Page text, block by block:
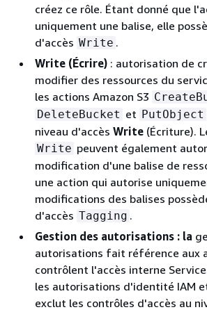
créez ce rôle. Étant donné que
uniquement une balise, elle
d'accès Write .
Write (Écrire) : autorisation de
modifier des ressources du
les actions Amazon S3
DeleteBucket et PutObject
niveau d'accès Write (Écriture).
Write peuvent également
modification d'une balise de
une action qui autorise
modifications des balises
d'accès Tagging .
Gestion des autorisations : la
autorisations fait référence aux
contrôlent l'accès interne
les autorisations d'identité IAM
exclut les contrôles d'accès au